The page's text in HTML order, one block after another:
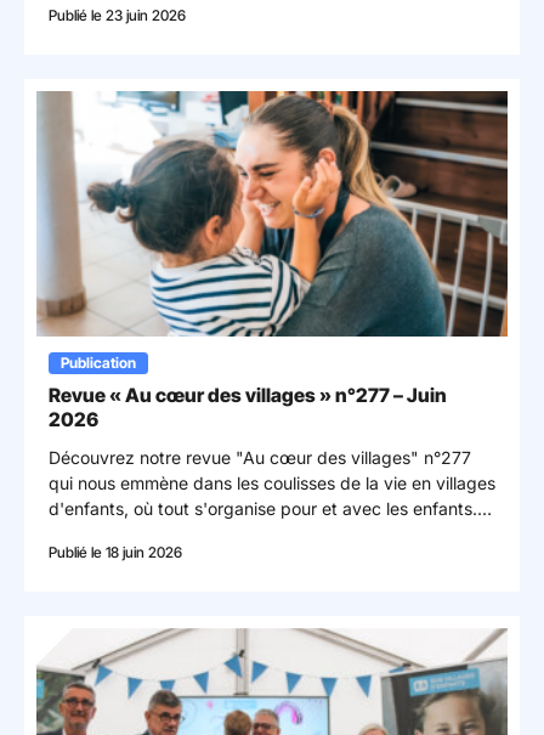
créativité, du partage et de la confiance en soi.
Publié le 23 juin 2026
Publication
Revue « Au cœur des villages » n°277 – Juin
2026
Découvrez notre revue "Au cœur des villages" n°277
qui nous emmène dans les coulisses de la vie en villages
d'enfants, où tout s'organise pour et avec les enfants.
Publié le 18 juin 2026